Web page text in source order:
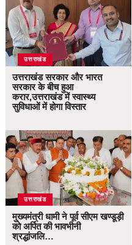
उत्तराखंड
उत्तराखंड सरकार और भारत
सरकार के बीच हुआ
करार,उत्तराखंड में स्वास्थ्य
सुविधाओं में होगा विस्तार
उत्तराखंड
मुख्यमंत्री धामी ने पूर्व सीएम खण्डूड़ी
को अर्पित की भावभीनी
श्रद्धांजलि…